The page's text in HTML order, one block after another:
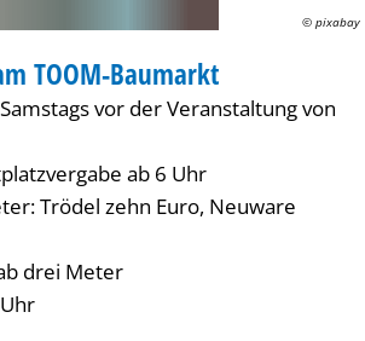
© pixabay
TOOM-Baumarkt
vor der Veranstaltung von
ab 6 Uhr
Trödel zehn Euro, Neuware
drei Meter